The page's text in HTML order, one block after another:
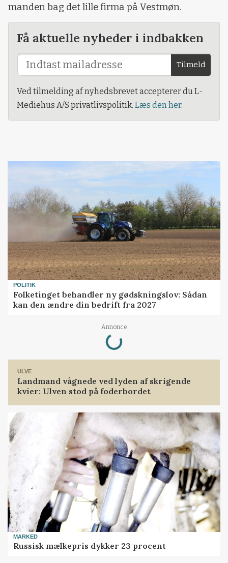
manden bag det lille firma på Vestmøn.
Få aktuelle nyheder i indbakken
Tilmeld
Ved tilmelding af nyhedsbrevet accepterer du L-
Mediehus A/S privatlivspolitik. Læs den her.
POLITIK
Folketinget behandler ny gødskningslov: Sådan
kan den ændre din bedrift fra 2027
Annonce
Loading...
ULVE
Landmand vågnede ved lyden af skrigende
kvier: Ulven stod på foderbordet
MARKED
Russisk mælkepris dykker 23 procent